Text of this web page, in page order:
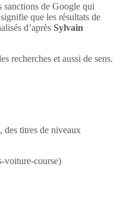
sanctions de Google qui
que les résultats de
d’après Sylvain
recherches et aussi de sens.
des titres de niveaux
course)